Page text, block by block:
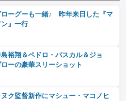
ローグーも一緒♪ 昨年来日した『マ
』一行
島裕翔＆ペドロ・パスカル＆ジョ
ーの豪華スリーショット
ク監督新作にマシュー・マコノヒ